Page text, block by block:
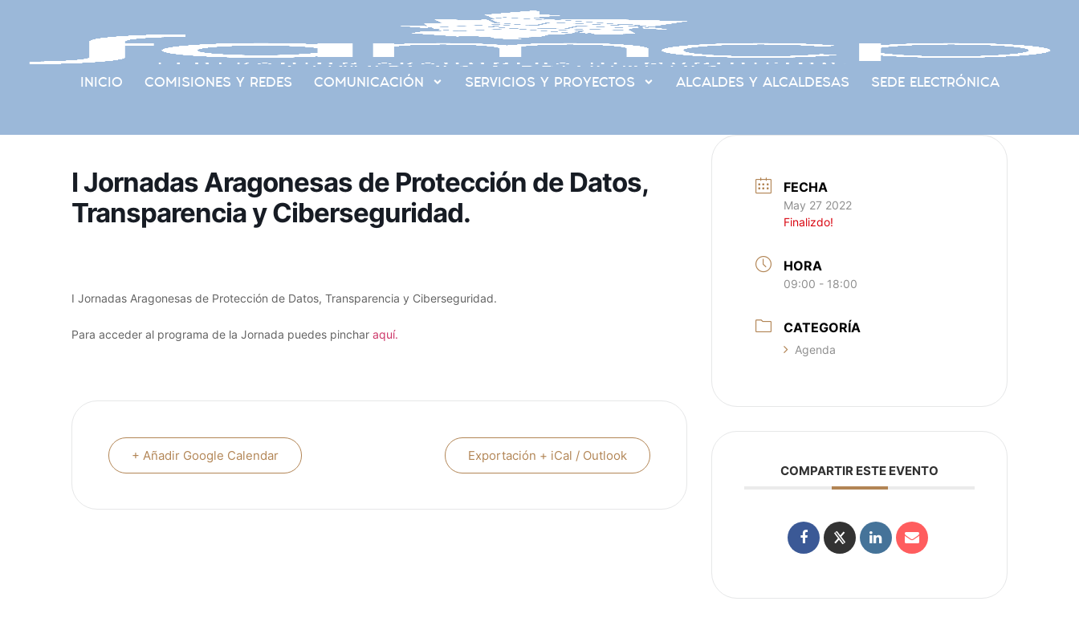
INICIO COMISIONES Y REDES COMUNICACIÓN SERVICIOS Y PROYECTOS ALCALDES Y ALCALDESAS SEDE ELECTRÓNICA
I Jornadas Aragonesas de Protección de Datos,
Transparencia y Ciberseguridad.
I Jornadas Aragonesas de Protección de Datos, Transparencia y Ciberseguridad.
Para acceder al programa de la Jornada puedes pinchar aquí.
+ Añadir Google Calendar Exportación + iCal / Outlook
FECHA
May 27 2022
Finalizdo!
HORA
09:00 - 18:00
CATEGORÍA
Agenda
COMPARTIR ESTE EVENTO